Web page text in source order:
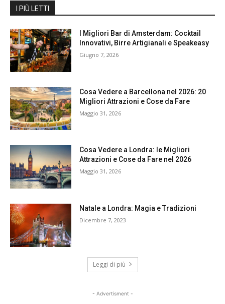
I PIÙ LETTI
I Migliori Bar di Amsterdam: Cocktail
Innovativi, Birre Artigianali e Speakeasy
Giugno 7, 2026
Cosa Vedere a Barcellona nel 2026: 20
Migliori Attrazioni e Cose da Fare
Maggio 31, 2026
Cosa Vedere a Londra: le Migliori
Attrazioni e Cose da Fare nel 2026
Maggio 31, 2026
Natale a Londra: Magia e Tradizioni
Dicembre 7, 2023
Leggi di più
- Advertisment -